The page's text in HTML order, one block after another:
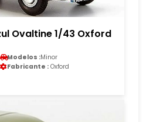
Ovaltine 1/43 Oxford
Modelos :Minor
Fabricante : Oxford